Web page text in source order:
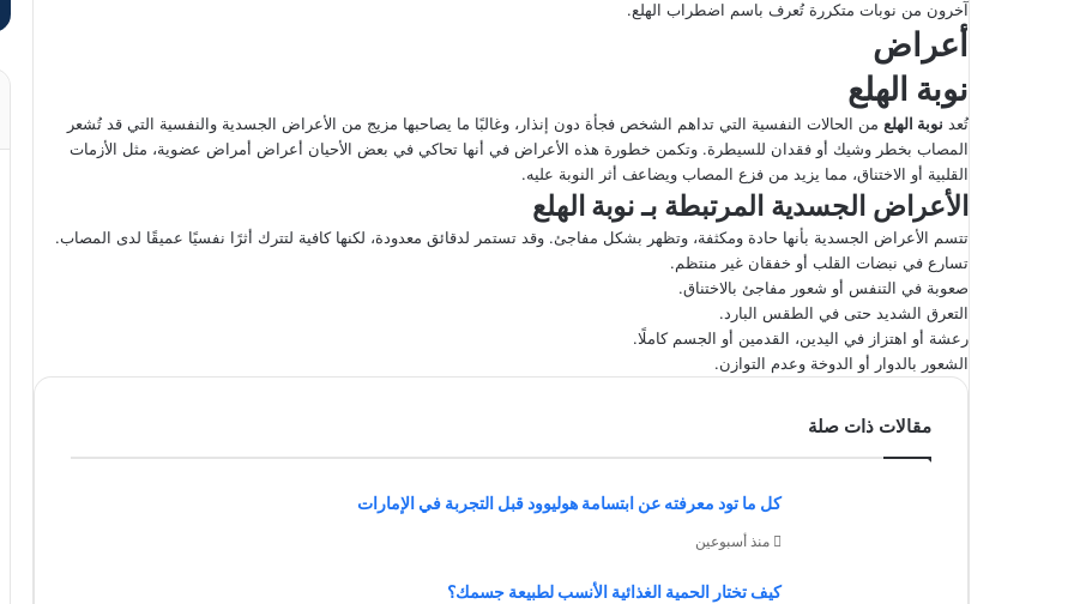
ك
ن
ي
ا
آخرون من نوبات متكررة تُعرف باسم اضطراب الهلع.
أعراض
نوبة الهلع
تُعد نوبة الهلع من الحالات النفسية التي تداهم الشخص فجأة دون إنذار، وغالبًا ما يصاحبها مزيج من الأعراض الجسدية والنفسية التي قد تُشعر
المصاب بخطر وشيك أو فقدان للسيطرة. وتكمن خطورة هذه الأعراض في أنها تحاكي في بعض الأحيان أعراض أمراض عضوية، مثل الأزمات
القلبية أو الاختناق، مما يزيد من فزع المصاب ويضاعف أثر النوبة عليه.
الأعراض الجسدية المرتبطة بـنوبة الهلع
تتسم الأعراض الجسدية بأنها حادة ومكثفة، وتظهر بشكل مفاجئ. وقد تستمر لدقائق معدودة، لكنها كافية لتترك أثرًا نفسيًا عميقًا لدى المصاب.
تسارع في نبضات القلب أو خفقان غير منتظم.
صعوبة في التنفس أو شعور مفاجئ بالاختناق.
التعرق الشديد حتى في الطقس البارد.
رعشة أو اهتزاز في اليدين، القدمين أو الجسم كاملًا.
الشعور بالدوار أو الدوخة وعدم التوازن.
مقالات ذات صلة
كل ما تود معرفته عن ابتسامة هوليوود قبل التجربة في الإمارات
منذ أسبوعين
كيف تختار الحمية الغذائية الأنسب لطبيعة جسمك؟